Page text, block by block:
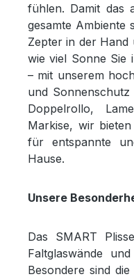
fühlen. Damit das
gesamte Ambiente
Zepter in der Hand
wie viel Sonne Sie
– mit unserem
und
Doppelrollo,
Markise, wir
für entspannte
Hause.
Unsere
Das SMART
Faltglaswände
Besondere sind